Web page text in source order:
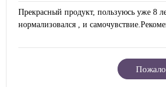
Прекрасный продукт, пользуюсь уже 8
нормализовался , и